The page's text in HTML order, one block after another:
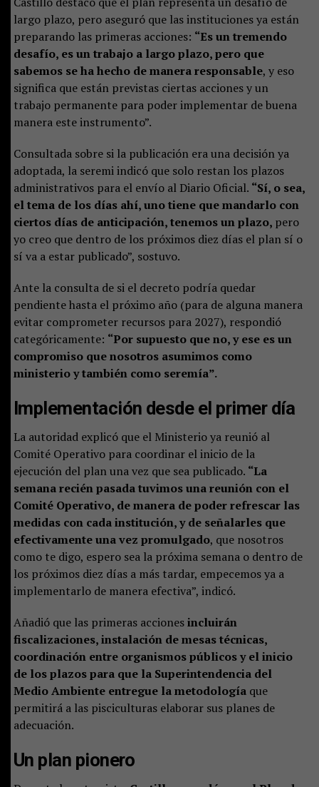
largo plazo, pero aseguró que las instituciones ya están
preparando las primeras acciones: “Es un tremendo
desafío, es un trabajo a largo plazo, pero que
sabemos se ha hecho de manera responsable, y eso
significa que están previstas ciertas acciones y un
trabajo permanente para poder implementar de buena
manera este instrumento”.
Consultada sobre si la publicación era una decisión ya
adoptada, la seremi indicó que solo restan los plazos
administrativos para el envío al Diario Oficial. “Sí, o sea,
el tema de los días ahí, uno tiene que mandarlo con
ciertos días de anticipación, tenemos un plazo, pero
yo creo que dentro de los próximos diez días el plan sí o
sí va a estar publicado”, sostuvo.
Ante la consulta de si el decreto podría quedar
pendiente hasta el próximo año (para de alguna manera
evitar comprometer recursos para 2027), respondió
categóricamente: “Por supuesto que no, y ese es un
compromiso que nosotros asumimos como
ministerio y también como seremía”.
Implementación desde el primer día
La autoridad explicó que el Ministerio ya reunió al
Comité Operativo para coordinar el inicio de la
ejecución del plan una vez que sea publicado. “La
semana recién pasada tuvimos una reunión con el
Comité Operativo, de manera de poder refrescar las
medidas con cada institución, y de señalarles que
efectivamente una vez promulgado, que nosotros
como te digo, espero sea la próxima semana o dentro de
los próximos diez días a más tardar, empecemos ya a
implementarlo de manera efectiva”, indicó.
Añadió que las primeras accionesincluirán
fiscalizaciones, instalación de mesas técnicas,
coordinación entre organismos públicos y el inicio
de los plazos para que la Superintendencia del
Medio Ambiente entregue la metodología que
permitirá a las pisciculturas elaborar sus planes de
adecuación.
Un plan pionero